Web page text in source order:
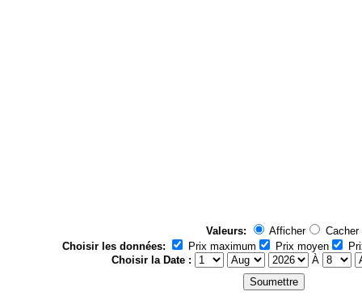
Valeurs: Afficher
Cacher
Choisir les données:
Prix maximum Prix moyen
Choisir la Date :
À